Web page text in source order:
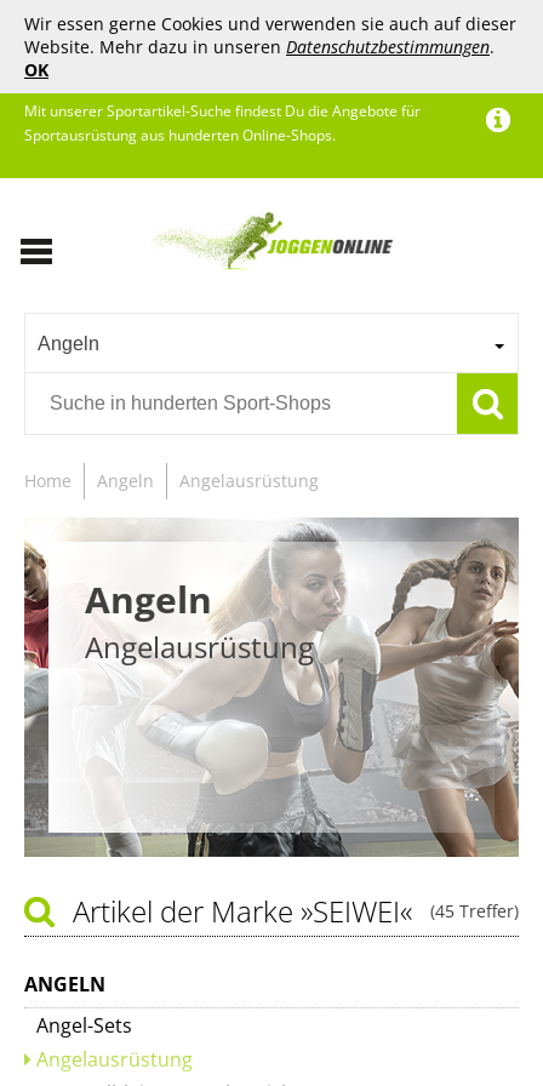
Wir essen gerne Cookies und verwenden sie auch auf dieser
Website. Mehr dazu in unseren Datenschutzbestimmungen.
OK
Mit unserer Sportartikel-Suche findest Du die Angebote für
Sportausrüstung aus hunderten Online-Shops.
Angeln
Home Angeln Angelausrüstung
Angeln
Angelausrüstung
(45 Treffer)
Artikel der Marke »SEIWEI«
ANGELN
Angel-Sets
Angelausrüstung